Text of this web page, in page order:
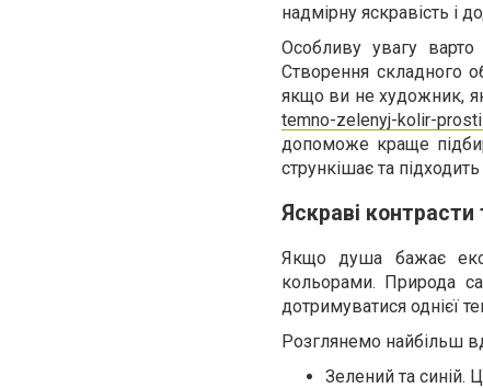
надмірну яскравість і
Особливу увагу
Створення складного
якщо ви не художник,
temno-zelenyj-kolir-
допоможе краще
стрункішає та
Яскраві контрасти
Якщо душа бажає
кольорами. Природа
дотримуватися однієї
Розглянемо найбільш
Зелений та синій.